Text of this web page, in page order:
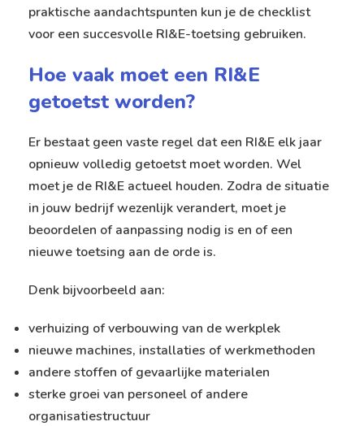
praktische aandachtspunten kun je de checklist
voor een succesvolle RI&E-toetsing gebruiken.
Hoe vaak moet een RI&E
getoetst worden?
Er bestaat geen vaste regel dat een RI&E elk jaar
opnieuw volledig getoetst moet worden. Wel
moet je de RI&E actueel houden. Zodra de situatie
in jouw bedrijf wezenlijk verandert, moet je
beoordelen of aanpassing nodig is en of een
nieuwe toetsing aan de orde is.
Denk bijvoorbeeld aan:
verhuizing of verbouwing van de werkplek
nieuwe machines, installaties of werkmethoden
andere stoffen of gevaarlijke materialen
sterke groei van personeel of andere
organisatiestructuur